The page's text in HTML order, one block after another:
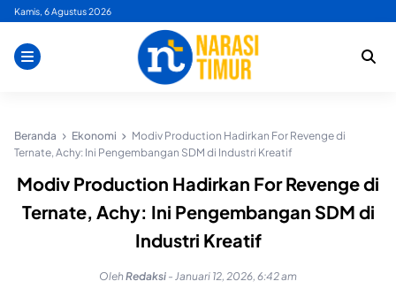
Skip
content
Kamis, 6 Agustus 2026
Beranda Ekonomi
Modiv Production Hadirkan For Revenge di
Ternate, Achy: Ini Pengembangan SDM di Industri Kreatif
Modiv Production Hadirkan For Revenge di
Ternate, Achy: Ini Pengembangan SDM di
Industri Kreatif
OlehRedaksi - Januari 12, 2026, 6:42 am